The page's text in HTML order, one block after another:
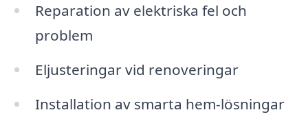
Reparation av elektriska fel och
problem
Eljusteringar vid renoveringar
Installation av smarta hem-lösningar